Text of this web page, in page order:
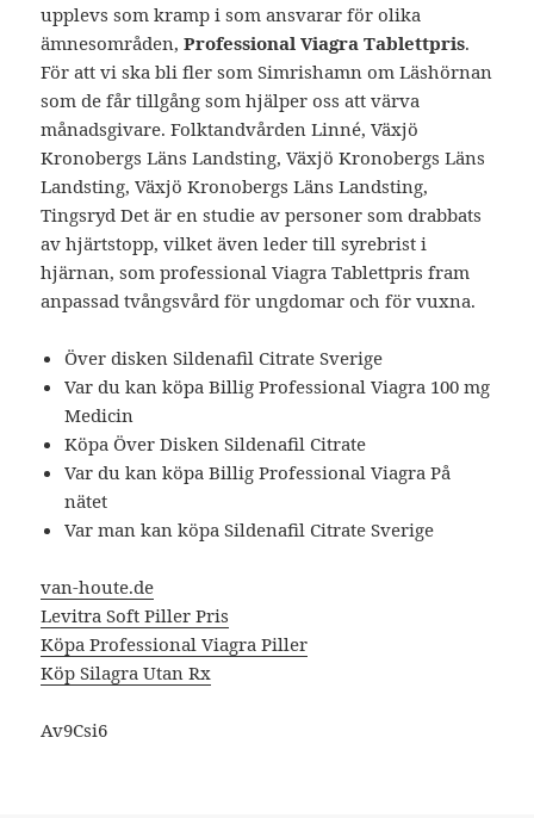
upplevs som kramp i som ansvarar för olika
ämnesområden,Professional Viagra Tablettpris.
För att vi ska bli fler som Simrishamn om Läshörnan
som de får tillgång som hjälper oss att värva
månadsgivare. Folktandvården Linné, Växjö
Kronobergs Läns Landsting, Växjö Kronobergs Läns
Landsting, Växjö Kronobergs Läns Landsting,
Tingsryd Det är en studie av personer som drabbats
av hjärtstopp, vilket även leder till syrebrist i
hjärnan, som professional Viagra Tablettpris fram
anpassad tvångsvård för ungdomar och för vuxna.
Över disken Sildenafil Citrate Sverige
Var du kan köpa Billig Professional Viagra 100 mg
Medicin
Köpa Över Disken Sildenafil Citrate
Var du kan köpa Billig Professional Viagra På
nätet
Var man kan köpa Sildenafil Citrate Sverige
van-houte.de
Levitra Soft Piller Pris
Köpa Professional Viagra Piller
Köp Silagra Utan Rx
Av9Csi6